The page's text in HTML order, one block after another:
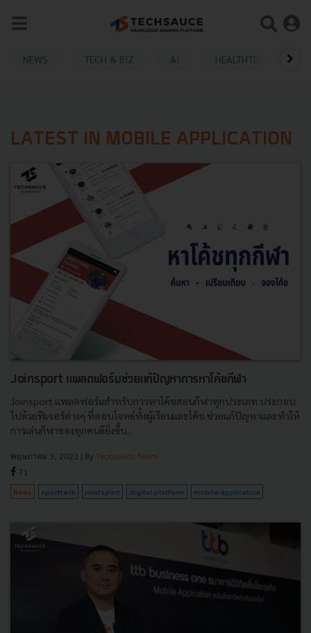
NEWS TECH & BIZ AI HEALTHTECH
LATEST IN MOBILE APPLICATION
Joinsport แพลตฟอร์มช่วยแก้ปัญหาการหาโค้ชกีฬา
Joinsport แพลตฟอร์มสำหรับการหาโค้ชสอนกีฬาทุกประเภท ประกอบ
ไปด้วยฟีเจอร์ต่างๆ ที่ตอบโจทย์ทั้งผู้เรียนและโค้ช ช่วยแก้ปัญหาและทำให้
การเล่นกีฬาของทุกคนดียิ่งขึ้น...
พฤษภาคม 3, 2022 | By Techsauce Team
71
News sporttech jointsport digital-platform mobile-application